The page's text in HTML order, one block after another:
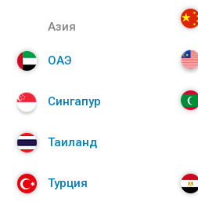
Азия
ОАЭ
Сингапур
Таиланд
Турция